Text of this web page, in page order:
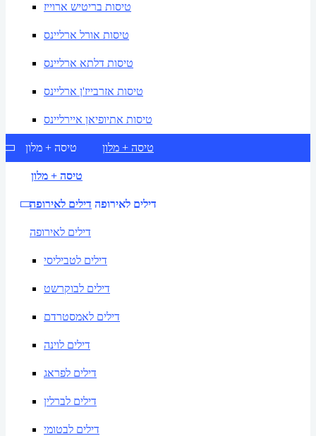
טיסות בריטיש ארוייז
טיסות אורל ארליינס
טיסות דלתא ארליינס
טיסות אזרבייז'ן ארליינס
טיסות אתיופיאן איירליינס
טיסה + מלון טיסה + מלון
טיסה + מלון
דילים לאירופה דילים לאירופה
דילים לאירופה
דילים לטביליסי
דילים לבוקרשט
דילים לאמסטרדם
דילים לוינה
דילים לפראג
דילים לברלין
דילים לבטומי